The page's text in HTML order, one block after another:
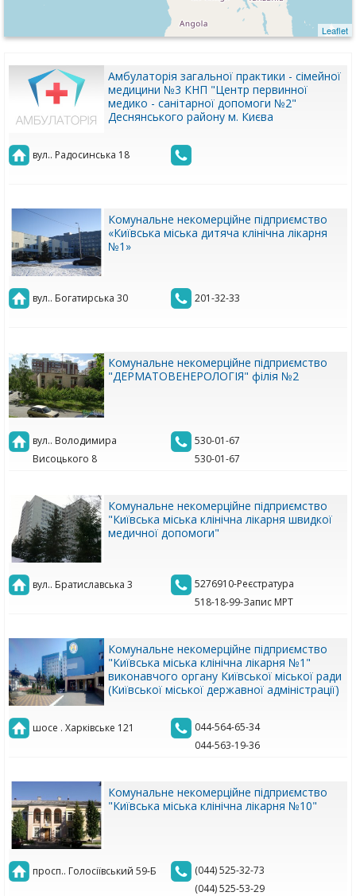
Leaflet
Амбулаторія загальної практики - сімейної
медицини №3 КНП "Центр первинної
медико - санітарної допомоги №2"
Деснянського району м. Києва
вул.. Радосинська 18
Комунальне некомерційне підприємство
«Київська міська дитяча клінічна лікарня
№1»
вул.. Богатирська 30 201-32-33
Комунальне некомерційне підприємство
"ДЕРМАТОВЕНЕРОЛОГІЯ" філія №2
вул.. Володимира
Висоцького 8
530-01-67
530-01-67
Комунальне некомерційне підприємство
"Київська міська клінічна лікарня швидкої
медичної допомоги"
вул.. Братиславська 3
5276910-Реєстратура
518-18-99-Запис МРТ
Комунальне некомерційне підприємство
"Київська міська клінічна лікарня №1"
виконавчого органу Київської міської ради
(Київської міської державної адміністрації)
шосе . Харківське 121
044-564-65-34
044-563-19-36
Комунальне некомерційне підприємство
"Київська міська клінічна лікарня №10"
просп.. Голосіївський 59-Б
(044) 525-32-73
(044) 525-53-29